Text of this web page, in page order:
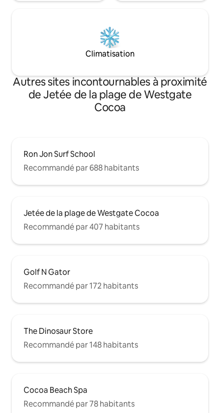
Climatisation
Autres sites incontournables à proximité
de Jetée de la plage de Westgate
Cocoa
Ron Jon Surf School
Recommandé par 688 habitants
Jetée de la plage de Westgate Cocoa
Recommandé par 407 habitants
Golf N Gator
Recommandé par 172 habitants
The Dinosaur Store
Recommandé par 148 habitants
Cocoa Beach Spa
Recommandé par 78 habitants